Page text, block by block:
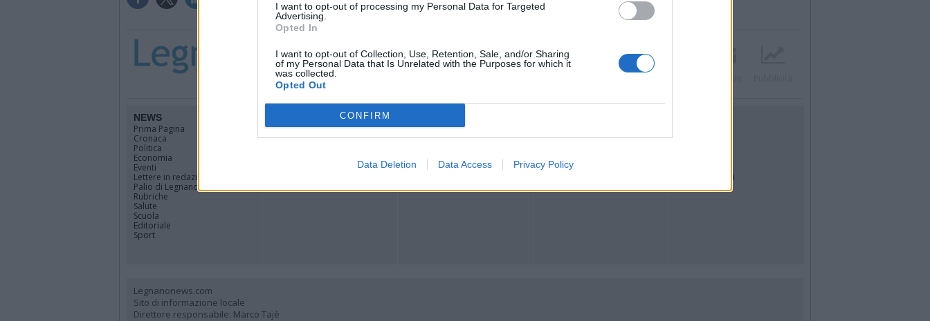
I want to opt-out of processing my Personal Data for Targeted
Advertising.
Opted In
I want to opt-out of Collection, Use, Retention, Sale, and/or Sharing
of my Personal Data that Is Unrelated with the Purposes for which it
was collected.
Opted Out
CONFIRM
Data Deletion Data Access Privacy Policy
NEWS
Prima Pagina
Cronaca
Politica
Economia
Eventi
Lettere in redazione
Palio di Legnano
Rubriche
Salute
Scuola
Editoriale
Sport
Legnano
Alto Milanese
Gallerie Fotografiche
Web TV
Auguri
Articoli più letti
Legnanonews.com
Sito di informazione locale
Direttore responsabile: Marco Tajè